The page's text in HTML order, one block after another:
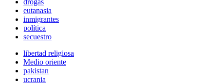
drogas
eutanasia
inmigrantes
política
secuestro
libertad religiosa
Medio oriente
pakistan
ucrania